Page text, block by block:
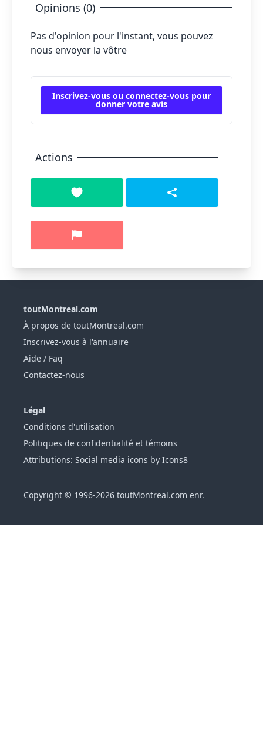
Opinions (0)
Pas d'opinion pour l'instant, vous pouvez
nous envoyer la vôtre
Inscrivez-vous ou connectez-vous pour
donner votre avis
Actions
toutMontreal.com
À propos de toutMontreal.com
Inscrivez-vous à l'annuaire
Aide / Faq
Contactez-nous
Légal
Conditions d'utilisation
Politiques de confidentialité et témoins
Attributions: Social media icons by Icons8
Copyright © 1996-2026 toutMontreal.com enr.